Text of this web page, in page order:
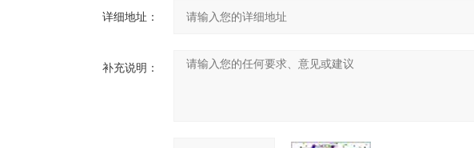
详细地址：
补充说明：